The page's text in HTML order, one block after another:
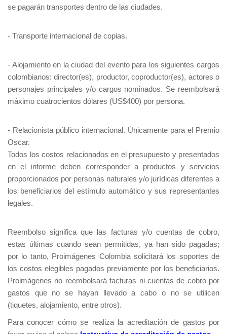
se pagarán transportes dentro de las ciudades.
- Transporte internacional de copias.
- Alojamiento en la ciudad del evento para los siguientes cargos
colombianos: director(es), productor, coproductor(es), actores o
personajes principales y/o cargos nominados. Se reembolsará
máximo cuatrocientos dólares (US$400) por persona.
- Relacionista público internacional. Únicamente para el Premio
Oscar.
Todos los costos relacionados en el presupuesto y presentados
en el informe deben corresponder a productos y servicios
proporcionados por personas naturales y/o jurídicas diferentes a
los beneficiarios del estímulo automático y sus representantes
legales.
Reembolso significa que las facturas y/o cuentas de cobro,
estas últimas cuando sean permitidas, ya han sido pagadas;
por lo tanto, Proimágenes Colombia solicitará los soportes de
los costos elegibles pagados previamente por los beneficiarios.
Proimágenes no reembolsará facturas ni cuentas de cobro por
gastos que no se hayan llevado a cabo o no se utilicen
(tiquetes, alojamiento, entre otros).
Para conocer cómo se realiza la acreditación de gastos por